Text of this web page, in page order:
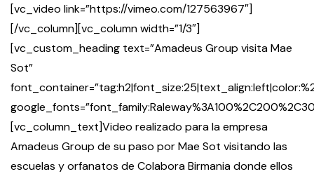
[vc_video link=”https://vimeo.com/127563967″]
[/vc_column][vc_column width=”1/3″]
[vc_custom_heading text=”Amadeus Group visitaMae
Sot”
[vc_column_text]Video realizado para la empresa
Amadeus Group de su paso por Mae Sot visitando las
escuelas y orfanatos de Colabora Birmania donde ellos